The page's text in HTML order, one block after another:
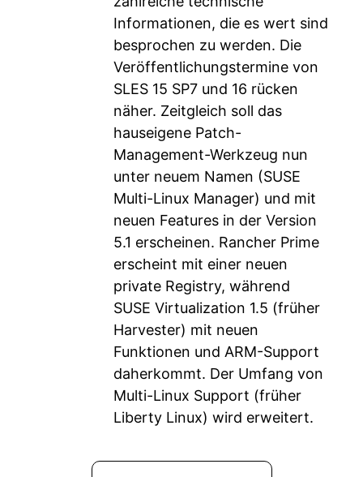
Informationen, die es wert sind
besprochen zu werden. Die
Veröffentlichungstermine von
SLES 15 SP7 und 16 rücken
näher. Zeitgleich soll das
hauseigene Patch-
Management-Werkzeug nun
unter neuem Namen (SUSE
Multi-Linux Manager) und mit
neuen Features in der Version
5.1 erscheinen. Rancher Prime
erscheint mit einer neuen
private Registry, während
SUSE Virtualization 1.5 (früher
Harvester) mit neuen
Funktionen und ARM-Support
daherkommt. Der Umfang von
Multi-Linux Support (früher
Liberty Linux) wird erweitert.